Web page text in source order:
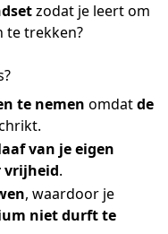
zodat je leert om
te trekken?
te nemen omdatde
van je eigen
vrijheid.
, waardoor je
niet durft te